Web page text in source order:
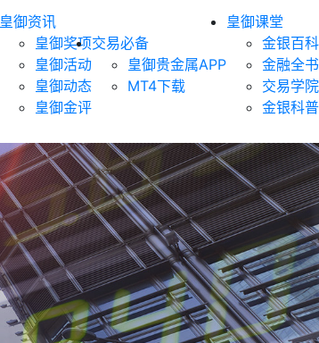
皇御资讯
皇御奖项
皇御活动
皇御动态
皇御金评
交易必备
皇御贵金属APP
MT4下载
皇御课堂
金银百科
金融全书
交易学院
金银科普